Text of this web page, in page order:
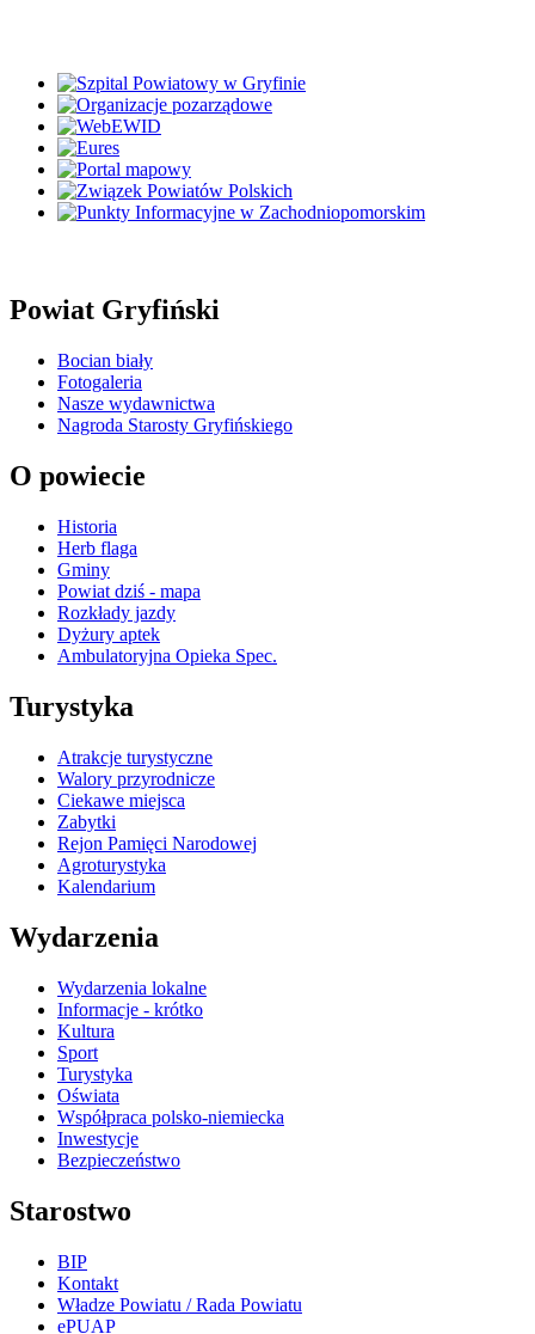
Powiat Gryfiński
Bocian biały
Fotogaleria
Nasze wydawnictwa
Nagroda Starosty Gryfińskiego
O powiecie
Historia
Herb flaga
Gminy
Powiat dziś - mapa
Rozkłady jazdy
Dyżury aptek
Ambulatoryjna Opieka Spec.
Turystyka
Atrakcje turystyczne
Walory przyrodnicze
Ciekawe miejsca
Zabytki
Rejon Pamięci Narodowej
Agroturystyka
Kalendarium
Wydarzenia
Wydarzenia lokalne
Informacje - krótko
Kultura
Sport
Turystyka
Oświata
Współpraca polsko-niemiecka
Inwestycje
Bezpieczeństwo
Starostwo
BIP
Kontakt
Władze Powiatu / Rada Powiatu
ePUAP